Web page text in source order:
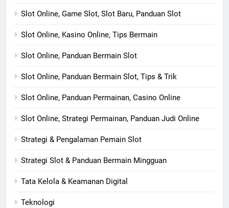
Slot Online, Game Slot, Slot Baru, Panduan Slot
Slot Online, Kasino Online, Tips Bermain
Slot Online, Panduan Bermain Slot
Slot Online, Panduan Bermain Slot, Tips & Trik
Slot Online, Panduan Permainan, Casino Online
Slot Online, Strategi Permainan, Panduan Judi Online
Strategi & Pengalaman Pemain Slot
Strategi Slot & Panduan Bermain Mingguan
Tata Kelola & Keamanan Digital
Teknologi